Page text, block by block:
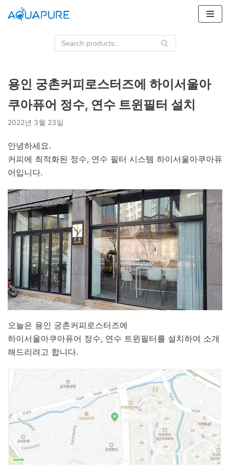
콘
너
뛰
기
용인 궁촌커피로스터즈에 하이서울아
쿠아퓨어 정수, 연수 트윈필터 설치
2022년 3월 23일
안녕하세요.
커피에 최적화된 정수, 연수 필터 시스템 하이서울아쿠아퓨
어입니다.
오늘은 용인 궁촌커피로스터즈에
하이서울아쿠아퓨어 정수, 연수 트윈필터를 설치하여 소개
해드리려고 합니다.